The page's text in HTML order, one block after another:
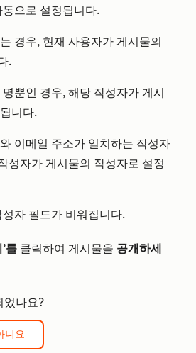
으로 설정됩니다.
경우, 현재 사용자가 게시물의
.
뿐인 경우, 해당 작성자가 게시
니다.
이메일 주소가 일치하는 작성자
성자가 게시물의 작성자로 설정
자 필드가 비워집니다.
를 클릭하여 게시물을 공개하세
었나요?
니요